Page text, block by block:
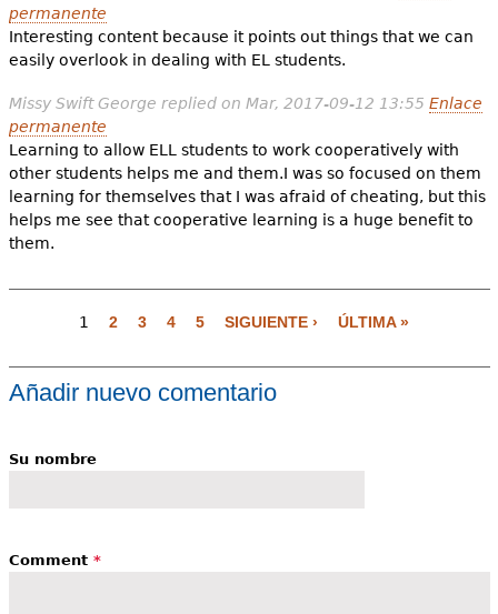
permanente
Interesting content because it points out things that we can
easily overlook in dealing with EL students.
Missy Swift George replied on Mar, 2017-09-12 13:55 Enlace
permanente
Learning to allow ELL students to work cooperatively with
other students helps me and them.I was so focused on them
learning for themselves that I was afraid of cheating, but this
helps me see that cooperative learning is a huge benefit to
them.
i
1 2 3 4 5 SIGUIENTE › ÚLTIMA »
Añadir nuevo comentario
Su nombre
Comment *